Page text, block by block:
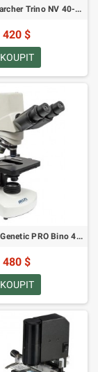
Bresser Researcher Trino NV 40-1000x mikroskop
420 $
KOUPIT
Delta Optical Genetic PRO Bino 40-1000x mikroskop s 3 Mpix USB kamerou (SKU: DO-3410)
480 $
KOUPIT